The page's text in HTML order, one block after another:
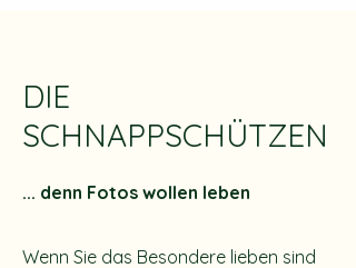
DIE
SCHNAPPSCHÜTZEN
... denn Fotos wollen leben
Wenn Sie das Besondere lieben sind